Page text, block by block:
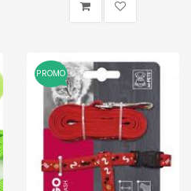
PROMO